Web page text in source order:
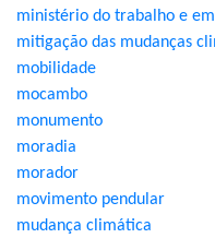
ministério do trabalho e
mitigação das mudanças
mobilidade
mocambo
monumento
moradia
morador
movimento pendular
mudança climática